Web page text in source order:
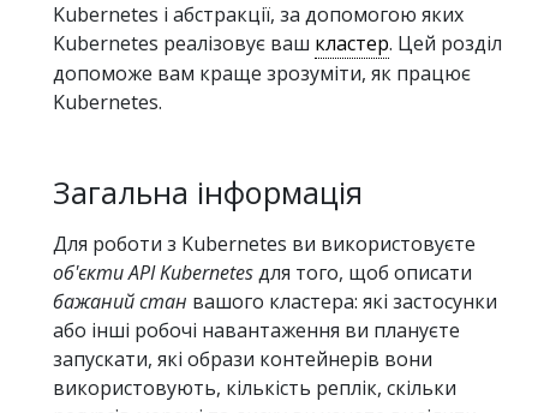
Kubernetes і абстракції, за допомогою яких
Kubernetes реалізовує ваш кластер. Цей розділ
допоможе вам краще зрозуміти, як працює
Kubernetes.
Загальна інформація
Для роботи з Kubernetes ви використовуєте
об'єкти API Kubernetesдля того, щоб описати
бажаний стан вашого кластера: які застосунки
або інші робочі навантаження ви плануєте
запускати, які образи контейнерів вони
використовують, кількість реплік, скільки